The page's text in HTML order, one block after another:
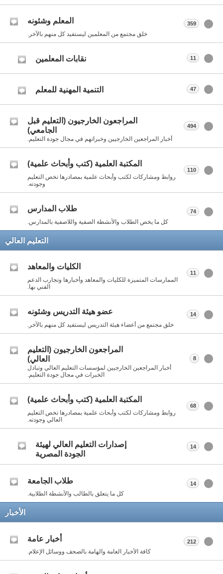
المعلم وشئونه
خلق مجتمع من المعلمين ليستفيد كل منهم بالآخر.
359
نقابات المعلمين 11
التنمية المهنية للمعلم 47
المراجعون الخارجيون (التعليم قبل
الجامعي)
أخبار المراجعين الخارجيين وخبراتهم في مجال جودة التعليم.
494
المكتبة العلمية (كتب وأبحاث علمية)
روابط ومشاركات لكتب وأبحاث علمية بمصادرها تخص التعليم
وجودته.
110
طلاب المدارس
كل ما يخص الطلاب والأنشطة الصفية واللاصفية بالمدارس.
74
التعليم العالي
الكليات والمعاهد
الممارسات المتميزة للكليات والمعاهد وأخبارها وتجارب الدعم
الفني بها.
11
عضو هيئة التدريس وشئونه
خلق مجتمع من أعضاء هيئة التدريس ليستفيد كل منهم بالآخر.
14
المراجعون الخارجيون (التعليم
العالي)
أخبار المراجعين الخارجيين لمؤسسات التعليم العالي وتبادل
الخبرات في مجال جودة التعليم.
8
المكتبة العلمية (كتب وأبحاث علمية)
روابط ومشاركات لكتب وأبحاث علمية بمصادرها تخص التعليم
العالي وجودته.
68
إصدارات التعليم العالي لهيئة
الجودة المصرية
14
طلاب الجامعة
كل ما يتعلق بالطالب والأنشطة الطلابية.
14
الأخبار
أخبار عامة
كافة الأخبار العامة والهامة بالصحف ووسائل الإعلام.
212